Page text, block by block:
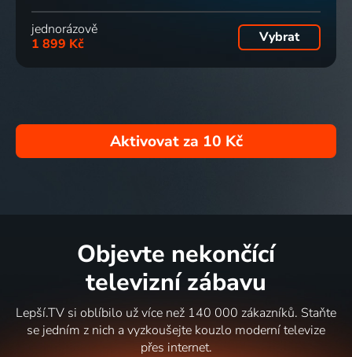
jednorázově
1 899 Kč
Vybrat
Aktivovat za 10 Kč
Objevte nekončící
televizní zábavu
Lepší.TV si oblíbilo už více než 140 000 zákazníků. Staňte
se jedním z nich a vyzkoušejte kouzlo moderní televize
přes internet.